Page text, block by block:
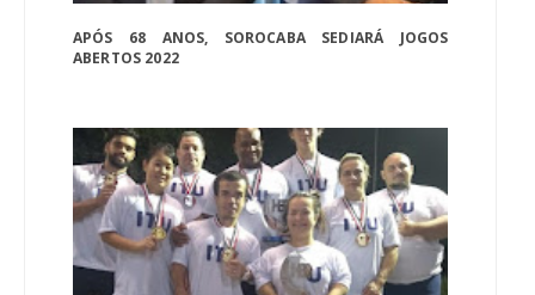
APÓS 68 ANOS, SOROCABA SEDIARÁ JOGOS
ABERTOS 2022